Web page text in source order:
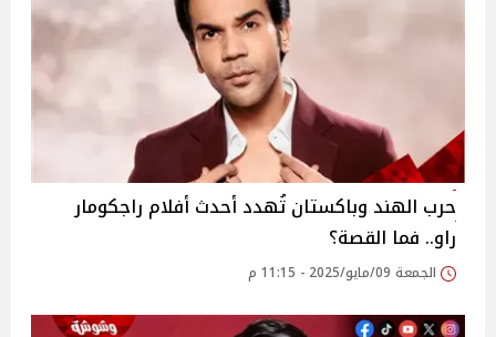
حرب الهند وباكستان تُهدد أحدث أفلام راجكومار
راو.. فما القصة؟
الجمعة 09/مايو/2025 - 11:15 م